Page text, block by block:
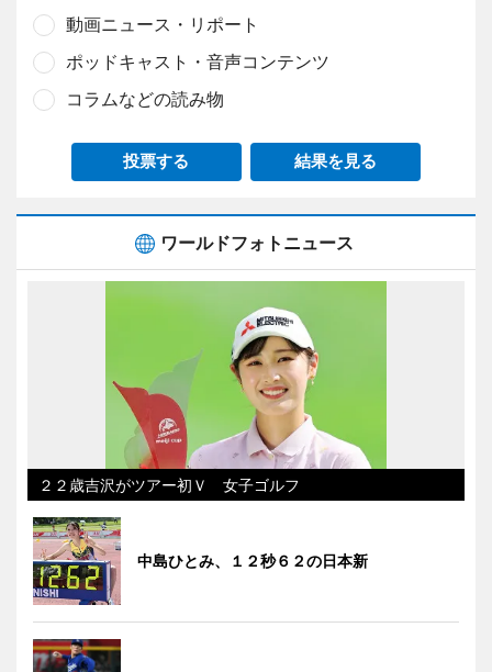
動画ニュース・リポート
ポッドキャスト・音声コンテンツ
コラムなどの読み物
投票する 結果を見る
ワールドフォトニュース
２２歳吉沢がツアー初Ｖ 女子ゴルフ
中島ひとみ、１２秒６２の日本新